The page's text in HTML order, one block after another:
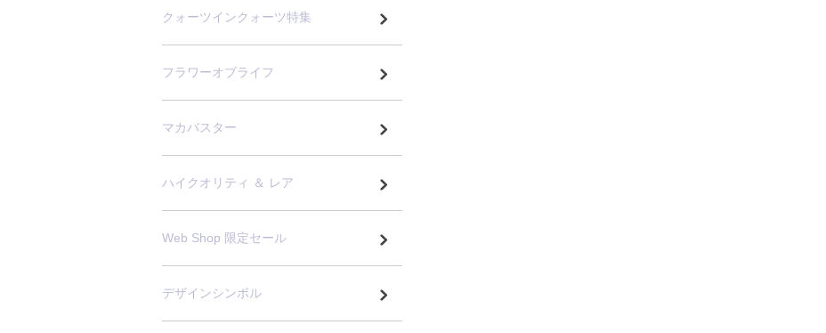
クォーツインクォーツ特集
フラワーオブライフ
マカバスター
ハイクオリティ ＆ レア
Web Shop 限定セール
デザインシンボル